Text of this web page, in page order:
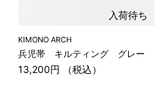
入荷待ち
KIMONO ARCH
兵児帯 キルティング グレー
13,200円 （税込）